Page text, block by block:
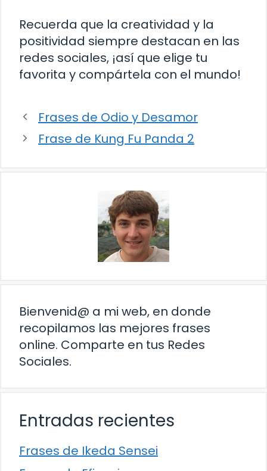
Recuerda que la creatividad y la
positividad siempre destacan en las
redes sociales, ¡así que elige tu
favorita y compártela con el mundo!
Frases de Odio y Desamor
Frase de Kung Fu Panda 2
Bienvenid@ a mi web, en donde
recopilamos las mejores frases
online. Comparte en tus Redes
Sociales.
Entradas recientes
Frases de Ikeda Sensei